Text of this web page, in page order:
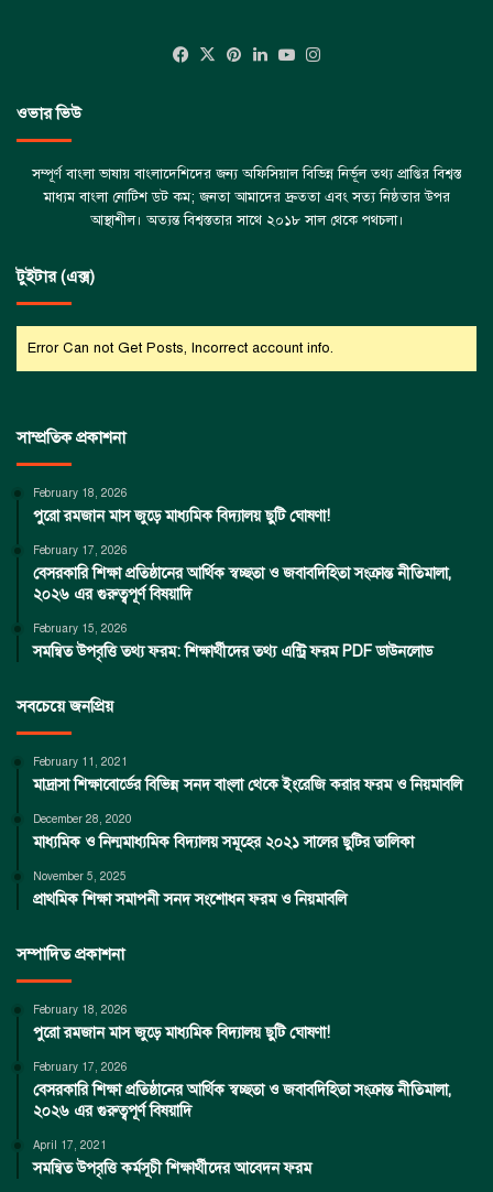
Facebook
X Pinterest
LinkedInYouTube
ওভার ভিউ
সম্পূর্ণ বাংলা ভাষায় বাংলাদেশিদের জন্য অফিসিয়াল বিভিন্ন নির্ভূল তথ্য প্রাপ্তির বিশ্বস্ত
মাধ্যম বাংলা নোটিশ ডট কম; জনতা আমাদের দ্রুততা এবং সত্য নিষ্ঠতার উপর
আস্থাশীল। অত্যন্ত বিশ্বস্ততার সাথে ২০১৮ সাল থেকে পথচলা।
টুইটার (এক্স)
Error Can not Get Posts, Incorrect account info.
সাম্প্রতিক প্রকাশনা
February 18, 2026
পুরো রমজান মাস জুড়ে মাধ্যমিক বিদ্যালয় ছুটি ঘোষণা!
February 17, 2026
বেসরকারি শিক্ষা প্রতিষ্ঠানের আর্থিক স্বচ্ছতা ও জবাবদিহিতা সংক্রান্ত নীতিমালা,
২০২৬ এর গুরুত্বপূর্ণ বিষয়াদি
February 15, 2026
সমন্বিত উপবৃত্তি তথ্য ফরম: শিক্ষার্থীদের তথ্য এন্ট্রি ফরম PDF ডাউনলোড
সবচেয়ে জনপ্রিয়
February 11, 2021
মাদ্রাসা শিক্ষাবোর্ডের বিভিন্ন সনদ বাংলা থেকে ইংরেজি করার ফরম ও নিয়মাবলি
December 28, 2020
মাধ্যমিক ও নিন্মমাধ্যমিক বিদ্যালয় সমূহের ২০২১ সালের ছুটির তালিকা
November 5, 2025
প্রাথমিক শিক্ষা সমাপনী সনদ সংশোধন ফরম ও নিয়মাবলি
সম্পাদিত প্রকাশনা
February 18, 2026
পুরো রমজান মাস জুড়ে মাধ্যমিক বিদ্যালয় ছুটি ঘোষণা!
February 17, 2026
বেসরকারি শিক্ষা প্রতিষ্ঠানের আর্থিক স্বচ্ছতা ও জবাবদিহিতা সংক্রান্ত নীতিমালা,
২০২৬ এর গুরুত্বপূর্ণ বিষয়াদি
April 17, 2021
সমন্বিত উপবৃত্তি কর্মসূচী শিক্ষার্থীদের আবেদন ফরম